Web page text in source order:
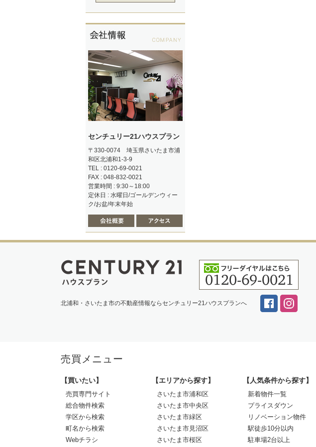
センチュリー21ハウスプラン
〒330-0074 埼玉県さいたま市浦
和区北浦和1-3-9
TEL : 0120-69-0021
FAX : 048-832-0021
営業時間 : 9:30～18:00
定休日 : 水曜日/ゴールデンウィー
ク/お盆/年末年始
北浦和・さいたま市の不動産情報ならセンチュリー21ハウスプランへ
売買メニュー
【買いたい】
売買専門サイト
総合物件検索
学区から検索
町名から検索
Webチラシ
【エリアから探す】
さいたま市浦和区
さいたま市中央区
さいたま市緑区
さいたま市見沼区
さいたま市桜区
【人気条件から探す】
新着物件一覧
プライスダウン
リノベーション物件
駅徒歩10分以内
駐車場2台以上